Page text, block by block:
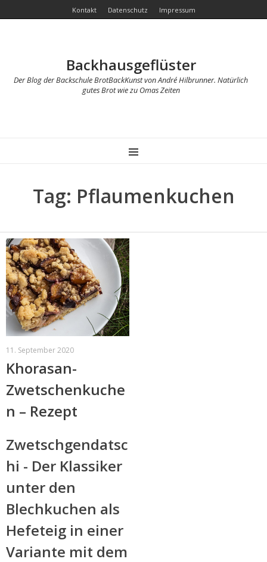
Kontakt Datenschutz Impressum
Backhausgeflüster
Der Blog der Backschule BrotBackKunst von André Hilbrunner. Natürlich
gutes Brot wie zu Omas Zeiten
MENU
Tag: Pflaumenkuchen
11. September 2020
Khorasan-
Zwetschenkuche
n – Rezept
Zwetschgendatsc
hi - Der Klassiker
unter den
Blechkuchen als
Hefeteig in einer
Variante mit dem